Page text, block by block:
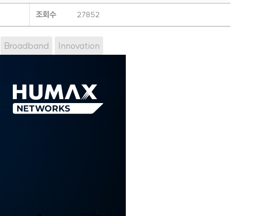
조회수 27852
Broadband Innovation